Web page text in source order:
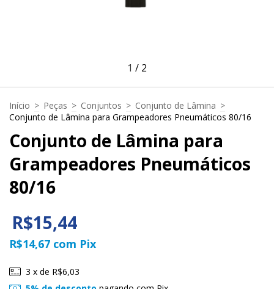
1 / 2
Início > Peças > Conjuntos > Conjunto de Lâmina >
Conjunto de Lâmina para Grampeadores Pneumáticos 80/16
Conjunto de Lâmina para
Grampeadores Pneumáticos
80/16
R$15,44
R$14,67 com Pix
3 x de R$6,03